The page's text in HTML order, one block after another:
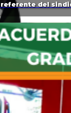
referente del